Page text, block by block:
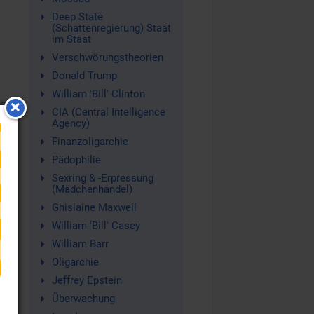
Deep State
(Schattenregierung) Staat
im Staat
Verschwörungstheorien
Donald Trump
William 'Bill' Clinton
CIA (Central Intelligence
Agency)
Finanzoligarchie
Pädophilie
Sexring & -Erpressung
(Mädchenhandel)
Ghislaine Maxwell
William 'Bill' Casey
William Barr
Oligarchie
Jeffrey Epstein
Überwachung